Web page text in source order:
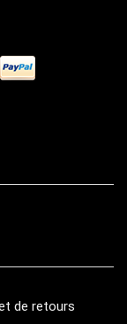
de retours